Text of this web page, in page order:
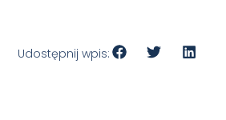
Udostępnij wpis: